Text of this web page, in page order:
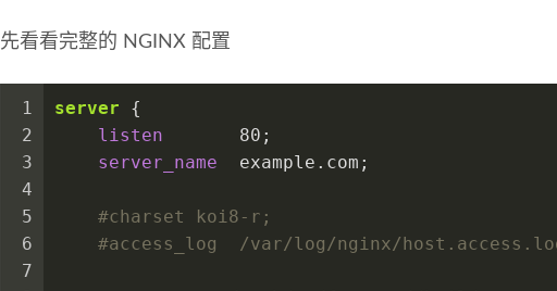
先看看完整的 NGINX 配置
1
2
3
4
5
6
7
server {
listen
80 ;
server_name
  example.com;
#charset koi8-r;
#access_log  /var/log/nginx/